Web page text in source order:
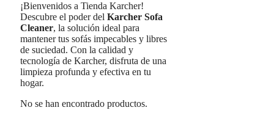
¡Bienvenidos a Tienda Karcher!
Descubre el poder del Karcher Sofa
Cleaner, la solución ideal para
mantener tus sofás impecables y libres
de suciedad. Con la calidad y
tecnología de Karcher, disfruta de una
limpieza profunda y efectiva en tu
hogar.
No se han encontrado productos.